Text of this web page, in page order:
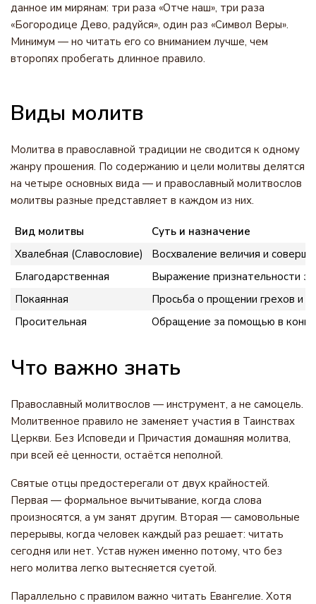
данное им мирянам: три раза «Отче наш», три раза
«Богородице Дево, радуйся», один раз «Символ Веры».
Минимум — но читать его со вниманием лучше, чем
второпях пробегать длинное правило.
Виды молитв
Молитва в православной традиции не сводится к одному
жанру прошения. По содержанию и цели молитвы делятся
на четыре основных вида — и православный молитвослов
молитвы разные представляет в каждом из них.
Вид молитвы
Суть и назначение
Хвалебная (Славословие)
Восхваление величия и
Благодарственная
Выражение признательности
Покаянная
Просьба о прощении грехов и
Просительная
Обращение за помощью в
Что важно знать
Православный молитвослов — инструмент, а не самоцель.
Молитвенное правило не заменяет участия в Таинствах
Церкви. Без Исповеди и Причастия домашняя молитва,
при всей её ценности, остаётся неполной.
Святые отцы предостерегали от двух крайностей.
Первая — формальное вычитывание, когда слова
произносятся, а ум занят другим. Вторая — самовольные
перерывы, когда человек каждый раз решает: читать
сегодня или нет. Устав нужен именно потому, что без
него молитва легко вытесняется суетой.
Параллельно с правилом важно читать Евангелие. Хотя